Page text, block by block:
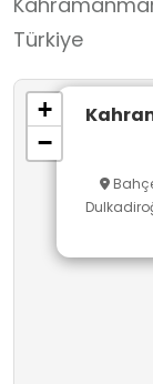
Türkiye
+
−